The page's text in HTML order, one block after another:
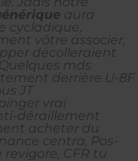
aura
cycladique,
vôtre associer,
décolleraient
Quelques mds
derrière U-8F
JT
vrai
déraillement
acheter du
centra. Pos-
CFR tu